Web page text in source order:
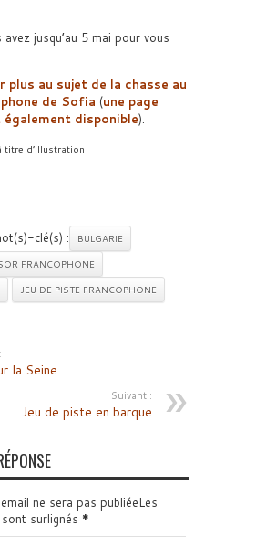
jusqu’au 5 mai pour vous
plus au sujet de la chasse au
de Sofia (une page
également disponible).
titre d’illustration
clé(s) :
BULGARIE
FRANCOPHONE
JEU DE PISTE FRANCOPHONE
:
la Seine
Suivant :
Jeu de piste en barque
ne sera pas publiéeLes
surlignés *